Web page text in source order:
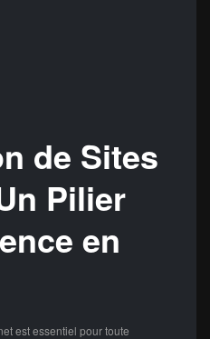
de Sites
Pilier
en
est essentiel pour toute